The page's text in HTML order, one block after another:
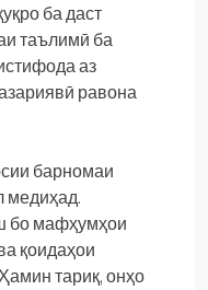
ба даст
таълимӣ ба
аз
равона
барномаи
медиҳад.
бо мафҳумҳои
қоидаҳои
тариқ, онҳо